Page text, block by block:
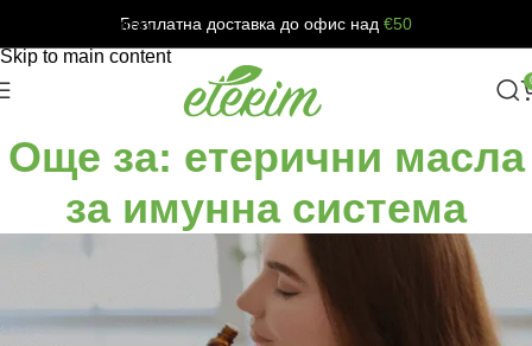
Skip to navigation
Skip to main content
Безплатна доставка до офис над €50
Още за: етерични масла
за имунна система